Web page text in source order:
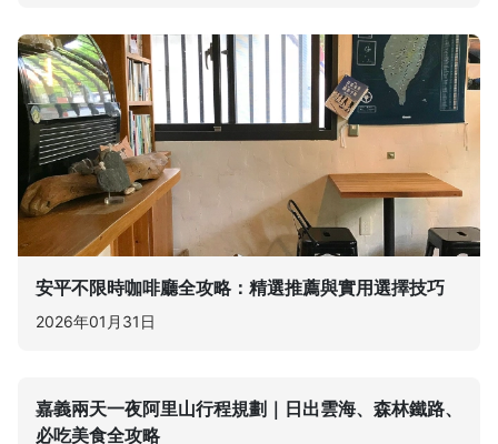
安平不限時咖啡廳全攻略：精選推薦與實用選擇技巧
2026年01月31日
嘉義兩天一夜阿里山行程規劃｜日出雲海、森林鐵路、
必吃美食全攻略